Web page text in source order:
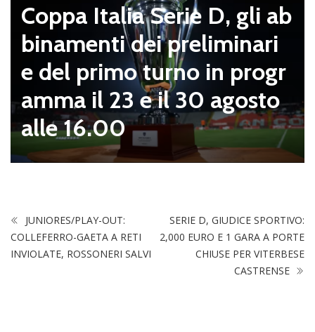
Coppa Italia Serie D, gli ab
binamenti dei preliminari
e del primo turno in progr
amma il 23 e il 30 agosto
alle 16.00
JUNIORES/PLAY-OUT:
COLLEFERRO-GAETA A RETI
INVIOLATE, ROSSONERI SALVI
SERIE D, GIUDICE SPORTIVO:
2,000 EURO E 1 GARA A PORTE
CHIUSE PER VITERBESE
CASTRENSE